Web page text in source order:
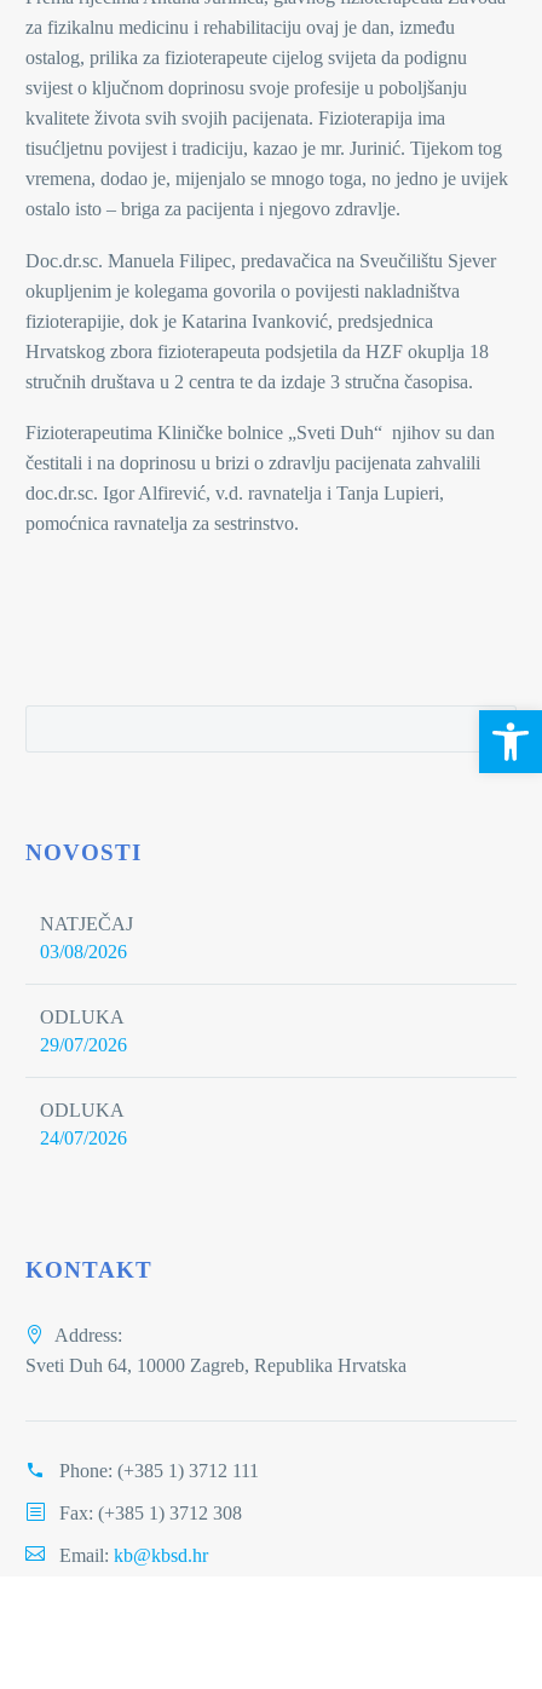
za fizikalnu medicinu i rehabilitaciju ovaj je dan, između
ostalog, prilika za fizioterapeute cijelog svijeta da podignu
svijest o ključnom doprinosu svoje profesije u poboljšanju
kvalitete života svih svojih pacijenata. Fizioterapija ima
tisućljetnu povijest i tradiciju, kazao je mr. Jurinić. Tijekom tog
vremena, dodao je, mijenjalo se mnogo toga, no jedno je uvijek
ostalo isto – briga za pacijenta i njegovo zdravlje.
Doc.dr.sc. Manuela Filipec, predavačica na Sveučilištu Sjever
okupljenim je kolegama govorila o povijesti nakladništva
fizioterapijie, dok je Katarina Ivanković, predsjednica
Hrvatskog zbora fizioterapeuta podsjetila da HZF okuplja 18
stručnih društava u 2 centra te da izdaje 3 stručna časopisa.
Fizioterapeutima Kliničke bolnice „Sveti Duh“ njihov su dan
čestitali i na doprinosu u brizi o zdravlju pacijenata zahvalili
doc.dr.sc. Igor Alfirević, v.d. ravnatelja i Tanja Lupieri,
pomoćnica ravnatelja za sestrinstvo.
NOVOSTI
NATJEČAJ
03/08/2026
ODLUKA
29/07/2026
ODLUKA
24/07/2026
KONTAKT
Address:
Sveti Duh 64, 10000 Zagreb, Republika Hrvatska
Phone: (+385 1) 3712 111
Fax: (+385 1) 3712 308
Email: kb@kbsd.hr